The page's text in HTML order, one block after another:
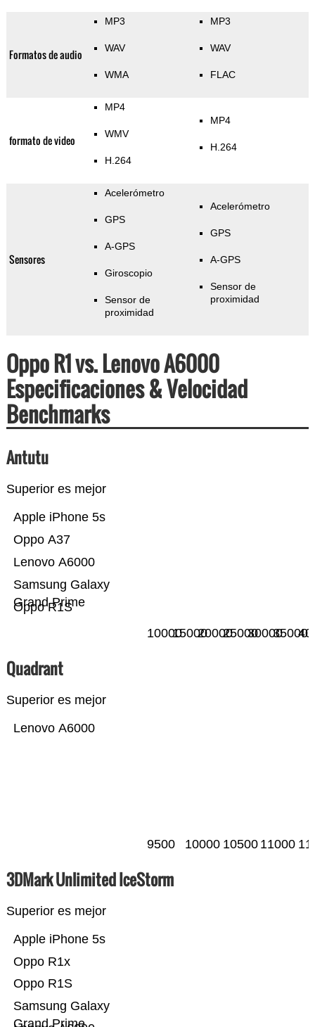
Formatos de audio
MP3
WAV
WMA
MP3
WAV
FLAC
formato de video
MP4
WMV
H.264
MP4
H.264
Sensores
Acelerómetro
GPS
A-GPS
Giroscopio
Sensor de
proximidad
Acelerómetro
GPS
A-GPS
Sensor de
proximidad
Oppo R1 vs. Lenovo A6000
Especificaciones & Velocidad
Benchmarks
Antutu
Superior es mejor
Oppo R1S
Samsung Galaxy
Grand Prime
Lenovo A6000
Oppo A37
Apple iPhone 5s
100001500020000250003000035000
Quadrant
Superior es mejor
Lenovo A6000
9500 10000 10500 11000
3DMark Unlimited IceStorm
Superior es mejor
Samsung Galaxy
Grand Prime
Oppo R1S
Oppo R1x
Apple iPhone 5s